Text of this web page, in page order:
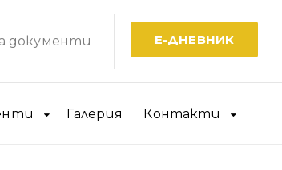
документи Е-ДНЕВНИК
Галерия Контакти